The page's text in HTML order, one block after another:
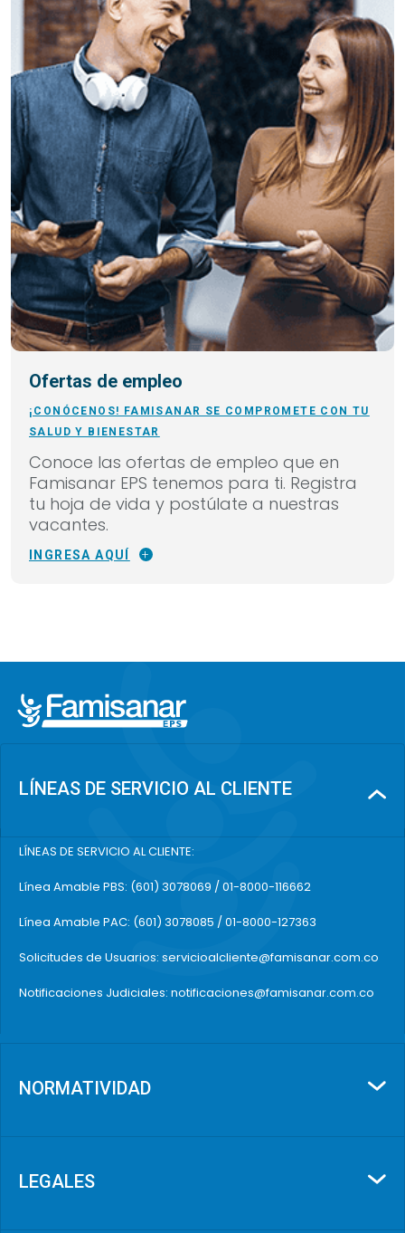
Ofertas de empleo
¡CONÓCENOS! FAMISANAR SE COMPROMETE CON TU
SALUD Y BIENESTAR
Conoce las ofertas de empleo que en
Famisanar EPS tenemos para ti. Registra
tu hoja de vida y postúlate a nuestras
vacantes.
INGRESA AQUÍ
LÍNEAS DE SERVICIO AL CLIENTE
LÍNEAS DE SERVICIO AL CLIENTE:
Línea Amable PBS: (601) 3078069 / 01-8000-116662
Línea Amable PAC: (601) 3078085 / 01-8000-127363
Solicitudes de Usuarios: servicioalcliente@famisanar.com.co
Notificaciones Judiciales: notificaciones@famisanar.com.co
NORMATIVIDAD
LEGALES